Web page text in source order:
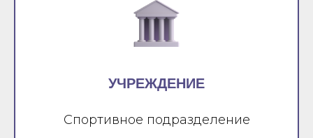
УЧРЕЖДЕНИЕ
Спортивное подразделение